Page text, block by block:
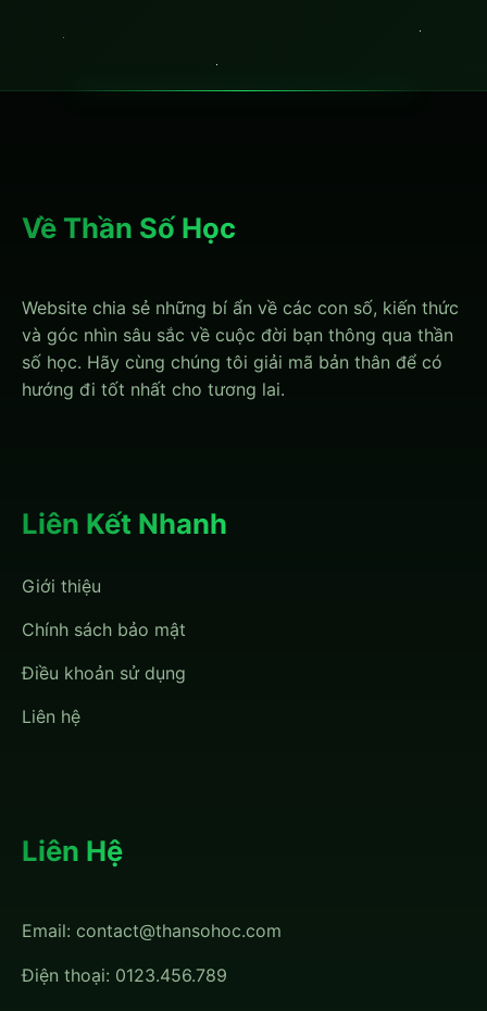
Về Thần Số Học
Website chia sẻ những bí ẩn về các con số, kiến thức
và góc nhìn sâu sắc về cuộc đời bạn thông qua thần
số học. Hãy cùng chúng tôi giải mã bản thân để có
hướng đi tốt nhất cho tương lai.
Liên Kết Nhanh
Giới thiệu
Chính sách bảo mật
Điều khoản sử dụng
Liên hệ
Liên Hệ
Email: contact@thansohoc.com
Điện thoại: 0123.456.789